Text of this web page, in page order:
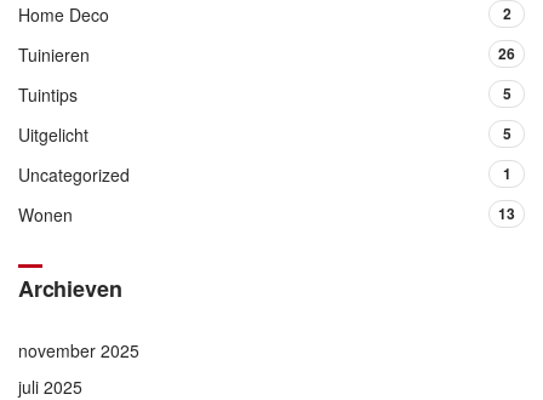
Home Deco 2
Tuinieren 26
Tuintips 5
Uitgelicht 5
Uncategorized 1
Wonen 13
Archieven
november 2025
juli 2025